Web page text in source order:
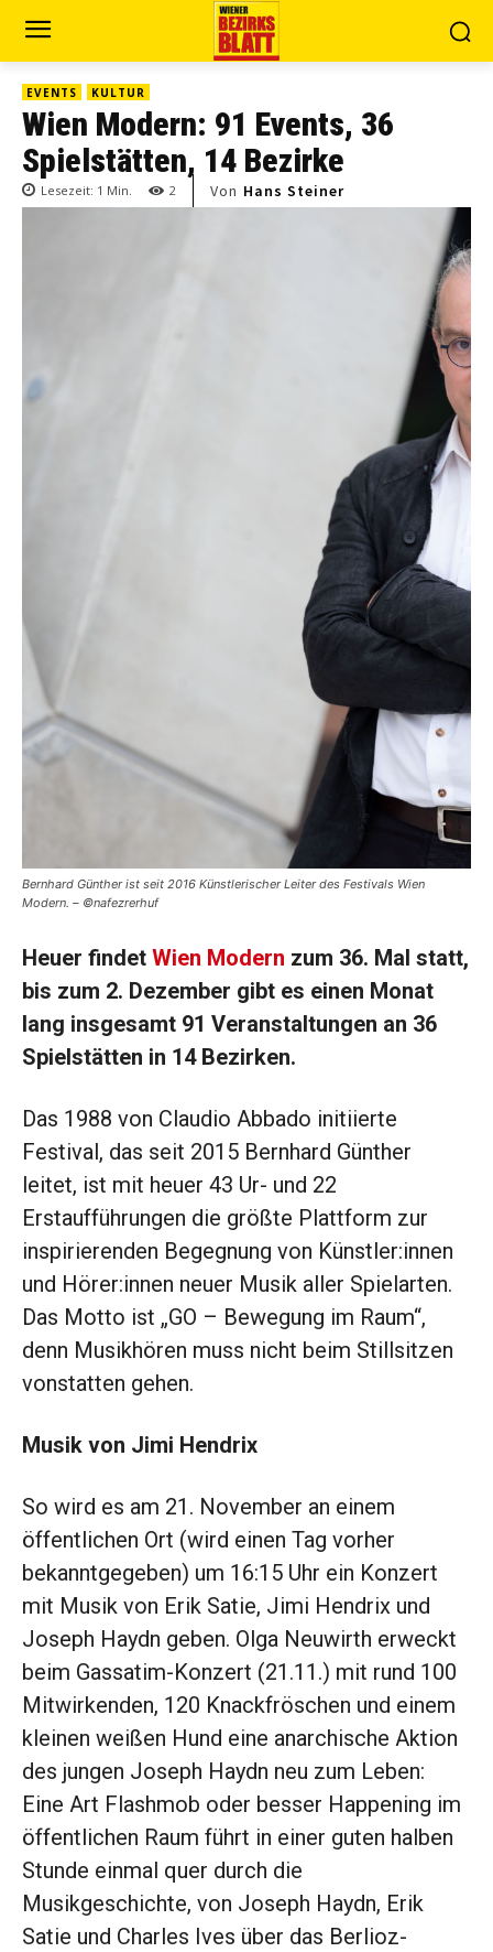
EVENTS KULTUR
Wien Modern: 91 Events, 36
Spielstätten, 14 Bezirke
Lesezeit: 1 Min. 2 Von Hans Steiner
Bernhard Günther ist seit 2016 Künstlerischer Leiter des Festivals Wien
Modern. – ©nafezrerhuf
Heuer findet Wien Modern zum 36. Mal statt,
bis zum 2. Dezember gibt es einen Monat
lang insgesamt 91 Veranstaltungen an 36
Spielstätten in 14 Bezirken.
Das 1988 von Claudio Abbado initiierte
Festival, das seit 2015 Bernhard Günther
leitet, ist mit heuer 43 Ur- und 22
Erstaufführungen die größte Plattform zur
inspirierenden Begegnung von Künstler:innen
und Hörer:innen neuer Musik aller Spielarten.
Das Motto ist „GO – Bewegung im Raum“,
denn Musikhören muss nicht beim Stillsitzen
vonstatten gehen.
Musik von Jimi Hendrix
So wird es am 21. November an einem
öffentlichen Ort (wird einen Tag vorher
bekanntgegeben) um 16:15 Uhr ein Konzert
mit Musik von Erik Satie, Jimi Hendrix und
Joseph Haydn geben. Olga Neuwirth erweckt
beim Gassatim-Konzert (21.11.) mit rund 100
Mitwirkenden, 120 Knackfröschen und einem
kleinen weißen Hund eine anarchische Aktion
des jungen Joseph Haydn neu zum Leben:
Eine Art Flashmob oder besser Happening im
öffentlichen Raum führt in einer guten halben
Stunde einmal quer durch die
Musikgeschichte, von Joseph Haydn, Erik
Satie und Charles Ives über das Berlioz-